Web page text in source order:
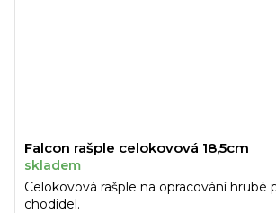
Falcon rašple celokovová 18,5cm
skladem
Celokovová rašple na opracování hrubé
chodidel.